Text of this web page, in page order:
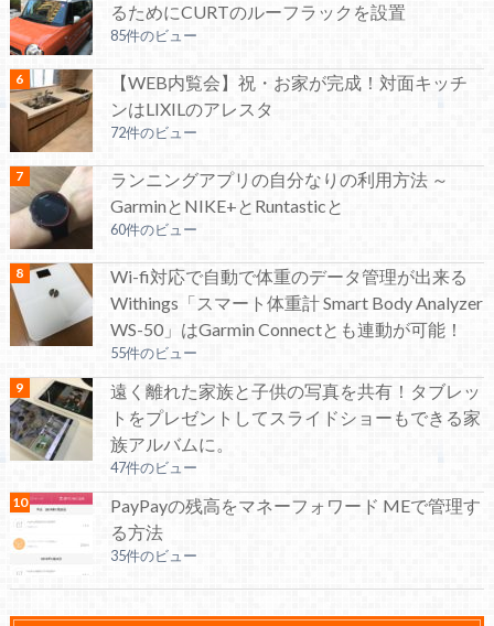
るためにCURTのルーフラックを設置
85件のビュー
【WEB内覧会】祝・お家が完成！対面キッチ
ンはLIXILのアレスタ
72件のビュー
ランニングアプリの自分なりの利用方法 ～
GarminとNIKE+とRuntasticと
60件のビュー
Wi-fi対応で自動で体重のデータ管理が出来る
Withings「スマート体重計 Smart Body Analyzer
WS-50」はGarmin Connectとも連動が可能！
55件のビュー
遠く離れた家族と子供の写真を共有！タブレッ
トをプレゼントしてスライドショーもできる家
族アルバムに。
47件のビュー
PayPayの残高をマネーフォワード MEで管理す
る方法
35件のビュー